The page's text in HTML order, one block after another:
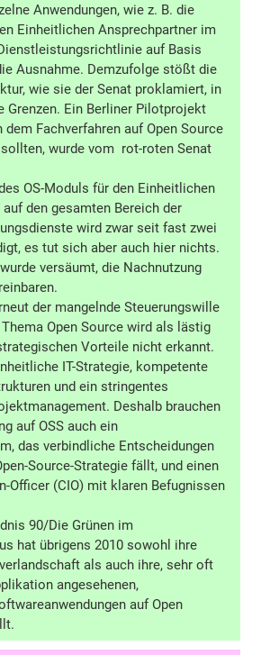
Anwendungen, wie z. B. die
Einheitlichen Ansprechpartner im
auf Basis
Ausnahme. Demzufolge stößt die
wie sie der Senat proklamiert, in
Grenzen. Ein Berliner Pilotprojekt
dem Fachverfahren auf Open Source
wurde vom rot-roten Senat
OS-Moduls für den Einheitlichen
den gesamten Bereich der
wird zwar seit fast zwei
es tut sich aber auch hier nichts.
versäumt, die Nachnutzung
der mangelnde Steuerungswille
Open Source wird als lästig
Vorteile nicht erkannt.
IT-Strategie, kompetente
und ein stringentes
Deshalb brauchen
auf OSS auch ein
das verbindliche Entscheidungen
Source-Strategie fällt, und einen
Officer (CIO) mit klaren Befugnissen
90/Die Grünen im
hat übrigens 2010 sowohl ihre
als auch ihre, sehr oft
angesehenen,
auf Open